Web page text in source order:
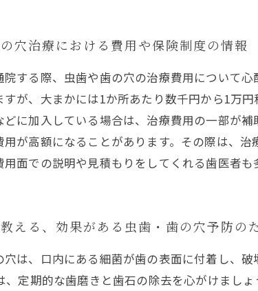
穴治療における費用や保険制度の情報
院する際、虫歯や歯の穴の治療費用について
すが、大まかには1か所あたり数千円から1万
どに加入している場合は、治療費用の一部が
用が高額になることがあります。その際は、
用面での説明や見積もりをしてくれる歯医者も
える、効果がある虫歯・歯の穴予防の
穴は、口内にある細菌が歯の表面に付着し、
、定期的な歯磨きと歯石の除去を心がけまし